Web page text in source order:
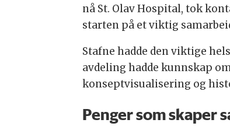
nå St. Olav Hospital, tok
starten på et viktig
Stafne hadde den viktige
avdeling hadde kunnskap
konseptvisualisering og
Penger som skaper